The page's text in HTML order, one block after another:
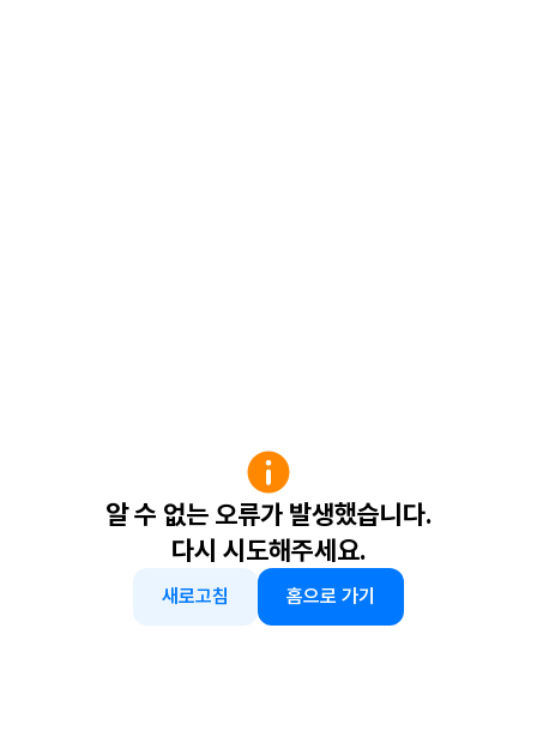
알 수 없는 오류가 발생했습니다.
다시 시도해주세요.
새로고침 홈으로 가기